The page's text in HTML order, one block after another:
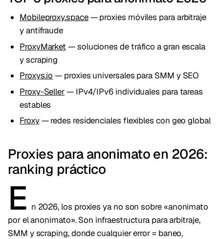
Mobileproxy.space— proxies móviles para arbitraje
y antifraude
ProxyMarket — soluciones de tráfico a gran escala
y scraping
Proxys.io — proxies universales para SMM y SEO
Proxy-Seller— IPv4/IPv6 individuales para tareas
estables
Froxy— redes residenciales flexibles con geo global
Proxies para anonimato en 2026:
ranking práctico
E n 2026, los proxies ya no son sobre «anonimato
por el anonimato». Son infraestructura para arbitraje,
SMM y scraping, donde cualquier error = baneo,